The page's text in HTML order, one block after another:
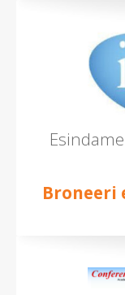
Broneeri